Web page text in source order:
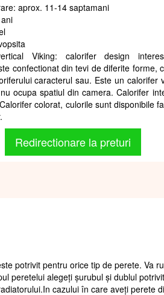
aprox. 11-14 saptamani
Viking: calorifer design
confectionat din tevi de diferite forme,
caracterul sau. Este un calorifer
ocupa spatiul din camera. Calorifer
colorat, culorile sunt disponibile
Redirectionare la preturi
potrivit pentru orice tip de perete. Va
peretelui alegeți șurubul și dublul
cazului în care aveți perete